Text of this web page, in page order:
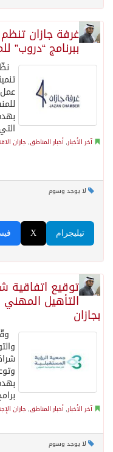
غرفة جازان
ببرنامج “دروب”
عمل
آخر الأخبار, أخبار المناطق, جازان
لا يوجد وسوم
X تيليجرام
توقيع اتفاقية
التأهيل المهني
بجازان
آخر الأخبار, أخبار المناطق, جازان
لا يوجد وسوم